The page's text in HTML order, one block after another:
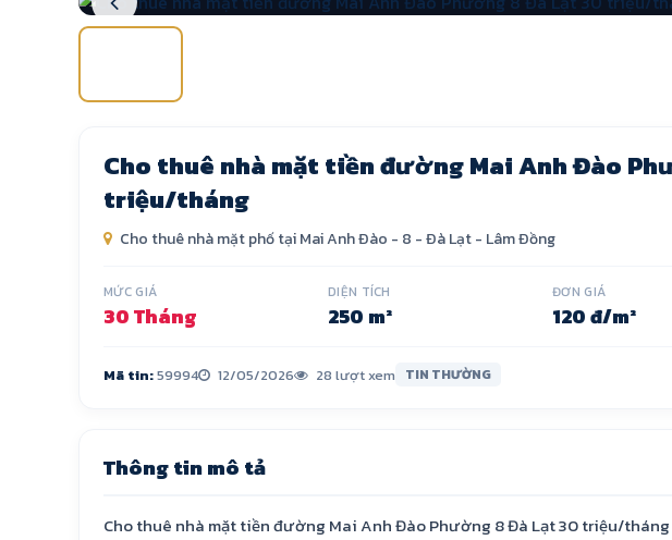
Cho thuê nhà mặt tiền đường Mai Anh Đào
triệu/tháng
Cho thuê nhà mặt phố tại Mai Anh Đào - 8 -Đà Lạt- Lâm Đồng
MỨC GIÁ
30 Tháng
DIỆN TÍCH
250 m²
ĐƠN GIÁ
120 đ/m²
Mã tin:59994 12/05/2026 28 lượt xem TIN THƯỜNG
Thông tin mô tả
Cho thuê nhà mặt tiền đường Mai Anh Đào Phường 8 Đà Lạt 30 triệu/tháng